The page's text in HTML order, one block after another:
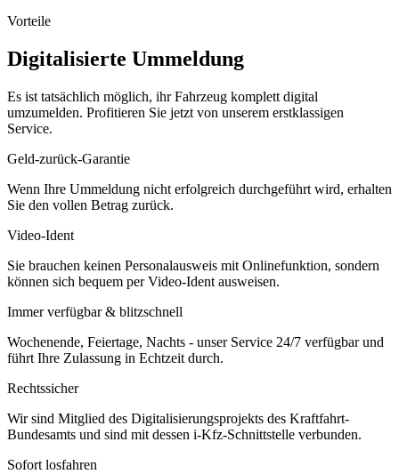
Vorteile
Digitalisierte Ummeldung
Es ist tatsächlich möglich, ihr Fahrzeug komplett digital
umzumelden. Profitieren Sie jetzt von unserem erstklassigen
Service.
Geld-zurück-Garantie
Wenn Ihre Ummeldung nicht erfolgreich durchgeführt wird, erhalten
Sie den vollen Betrag zurück.
Video-Ident
Sie brauchen keinen Personalausweis mit Onlinefunktion, sondern
können sich bequem per Video-Ident ausweisen.
Immer verfügbar & blitzschnell
Wochenende, Feiertage, Nachts - unser Service 24/7 verfügbar und
führt Ihre Zulassung in Echtzeit durch.
Rechtssicher
Wir sind Mitglied des Digitalisierungsprojekts des Kraftfahrt-
Bundesamts und sind mit dessen i-Kfz-Schnittstelle verbunden.
Sofort losfahren